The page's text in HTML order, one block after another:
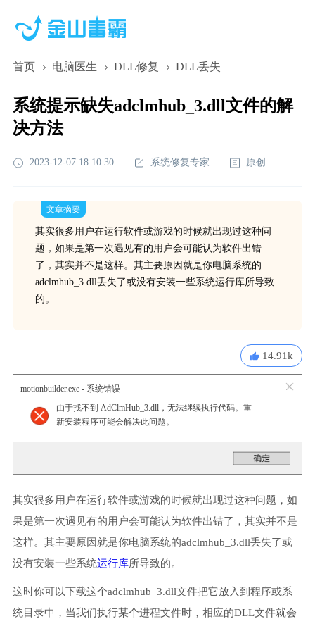
首页 电脑医生 DLL修复 DLL丢失
系统提示缺失adclmhub_3.dll文件的解
决方法
2023-12-07 18:10:30 系统修复专家 原创
文章摘要
其实很多用户在运行软件或游戏的时候就出现过这种问
题，如果是第一次遇见有的用户会可能认为软件出错
了，其实并不是这样。其主要原因就是你电脑系统的
adclmhub_3.dll丢失了或没有安装一些系统运行库所导致
的。
14.91k
motionbuilder.exe - 系统错误
由于找不到 AdClmHub_3.dll，无法继续执行代码。重
新安装程序可能会解决此问题。
其实很多用户在运行软件或游戏的时候就出现过这种问题，如
果是第一次遇见有的用户会可能认为软件出错了，其实并不是
这样。其主要原因就是你电脑系统的adclmhub_3.dll丢失了或
没有安装一些系统运行库所导致的。
这时你可以下载这个adclmhub_3.dll文件把它放入到程序或系
统目录中，当我们执行某个进程文件时，相应的DLL文件就会